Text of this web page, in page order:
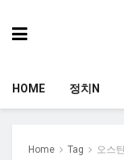
HOME 정치N
Home Tag 오스